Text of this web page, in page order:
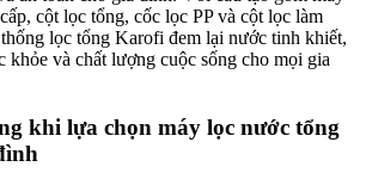
cột lọc tổng, cốc lọc PP và cột lọc làm
lọc tổng Karofi đem lại nước tinh khiết,
khỏe và chất lượng cuộc sống cho mọi gia
khi lựa chọn máy lọc nước tổng